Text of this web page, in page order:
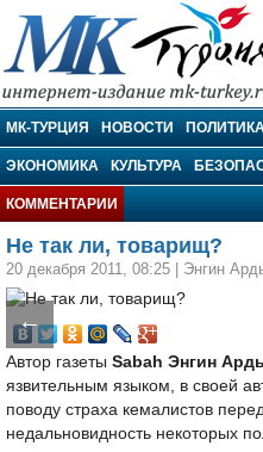
МК-Турция
МК-ТУРЦИЯ НОВОСТИ
ЭКОНОМИКА КУЛЬТУРА
КОММЕНТАРИИ
Не так ли, товарищ?
20 декабря 2011, 08:25 Энгин
←
Автор газеты Sabah Энгин
язвительным языком, в своей
поводу страха кемалистов
недальновидность некоторых